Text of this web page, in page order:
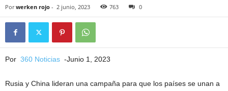
Por werken rojo - 2 junio, 2023 763 0
Por 360 Noticias -Junio 1, 2023
Rusia y China lideran una campaña para que los países se unan a